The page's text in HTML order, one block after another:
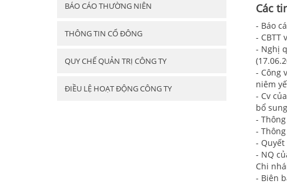
BÁO CÁO THƯỜNG NIÊN
THÔNG TIN CỔ ĐÔNG
QUY CHẾ QUẢN TRỊ CÔNG TY
ĐIỀU LỆ HOẠT ĐỘNG CÔNG TY
Các
- Báo
- CBTT
- Nghị
- Công
niêm
- Cv
bổ
-
-
- Quyết
- NQ
Chi
- Biên